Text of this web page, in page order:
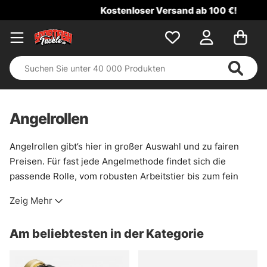
Kostenloser Versand ab 100 €!
Angelrollen
Angelrollen gibt’s hier in großer Auswahl und zu fairen
Preisen. Für fast jede Angelmethode findet sich die
passende Rolle, vom robusten Arbeitstier bis zum fein
Rollenmarkt kann schnell unübersichtlich werden. Genau
Praktisch ist das vor allem, wenn unterschiedliche
Zeig Mehr
Am beliebtesten in der Kategorie